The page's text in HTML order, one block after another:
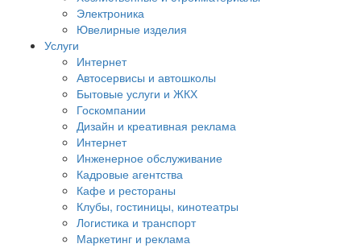
Электроника
Ювелирные изделия
Услуги
Интернет
Автосервисы и автошколы
Бытовые услуги и ЖКХ
Госкомпании
Дизайн и креативная реклама
Интернет
Инженерное обслуживание
Кадровые агентства
Кафе и рестораны
Клубы, гостиницы, кинотеатры
Логистика и транспорт
Маркетинг и реклама